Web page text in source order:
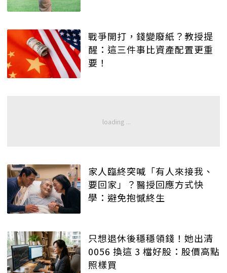
戰爭開打，錢變廢紙？教授提
醒：這三件事比資產配置更重
要！
家人臨終突喊「有人來接我、
要回家」？醫授回應方式快
學：避免抱憾終生
只想退休後穩穩領錢！她出清
0056 換這 3 檔好股：股價高點
照樣買